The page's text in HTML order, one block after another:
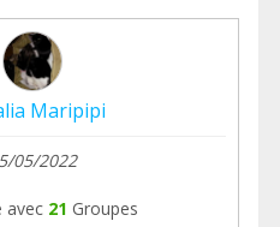
Maripipi
05/2022
avec 21 Groupes